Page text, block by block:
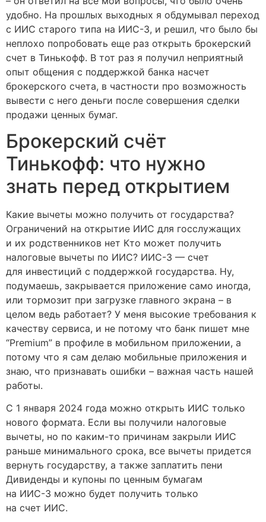
удобно. На прошлых выходных я обдумывал переход
с ИИС старого типа на ИИС-3, и решил, что было бы
неплохо попробовать еще раз открыть брокерский
счет в Тинькофф. В тот раз я получил неприятный
опыт общения с поддержкой банка насчет
брокерского счета, в частности про возможность
вывести с него деньги после совершения сделки
продажи ценных бумаг.
Брокерский счёт
Тинькофф: что нужно
знать перед открытием
Какие вычеты можно получить от государства?
Ограничений на открытие ИИС для госслужащих
и их родственников нет Кто может получить
налоговые вычеты по ИИС? ИИС-3 — счет
для инвестиций с поддержкой государства. Ну,
подумаешь, закрывается приложение само иногда,
или тормозит при загрузке главного экрана – в
целом ведь работает? У меня высокие требования к
качеству сервиса, и не потому что банк пишет мне
“Premium” в профиле в мобильном приложении, а
потому что я сам делаю мобильные приложения и
знаю, что признавать ошибки – важная часть нашей
работы.
С 1 января 2024 года можно открыть ИИС только
нового формата. Если вы получили налоговые
вычеты, но по каким-то причинам закрыли ИИС
раньше минимального срока, все вычеты придется
вернуть государству, а также заплатить пени
Дивиденды и купоны по ценным бумагам
на ИИС-3 можно будет получить только
на счет ИИС.